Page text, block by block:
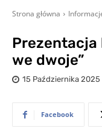
Strona główna
Prezentacja
we dwoje”
15 Października 2025
Facebook